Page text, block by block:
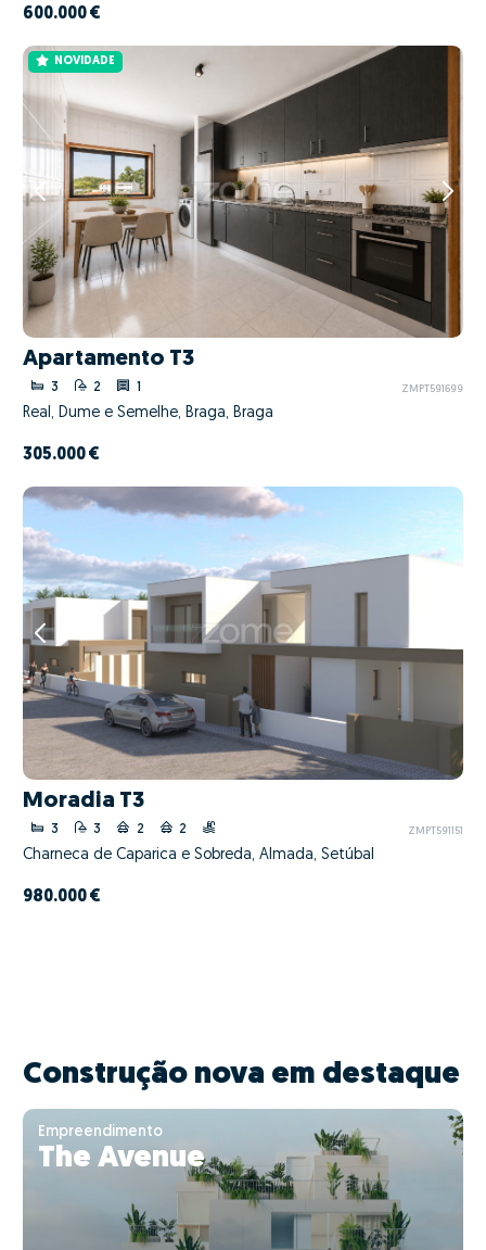
600.000 €
NOVIDADE
Apartamento T3
3 2 1 ZMPT591699
Real, Dume e Semelhe, Braga, Braga
305.000 €
Moradia T3
3 3 2 2 ZMPT591151
Charneca de Caparica e Sobreda, Almada, Setúbal
980.000 €
Construção nova em destaque
Empreendimento
The Avenue